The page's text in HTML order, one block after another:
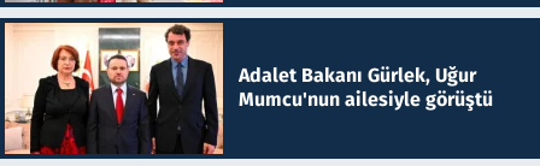
Adalet Bakanı Gürlek, Uğur
Mumcu'nun ailesiyle görüştü